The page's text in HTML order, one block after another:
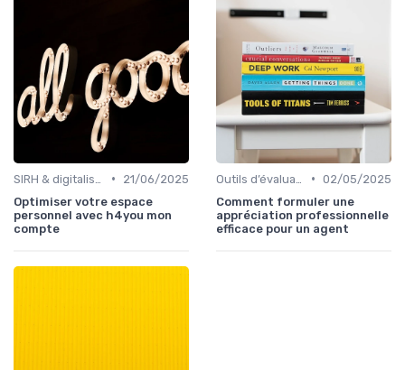
•
21/06/2025
Optimiser votre espace
personnel avec h4you mon
compte
• 02/05/2025
Comment formuler une
appréciation professionnelle
efficace pour un agent